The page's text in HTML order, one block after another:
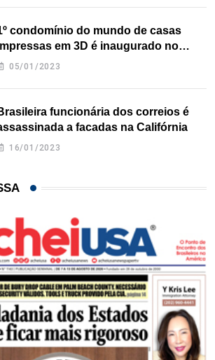
condomínio do mundo de casas
em 3D é inaugurado no
05/01/2023
funcionária dos correios é
a facadas na Califórnia
16/01/2023